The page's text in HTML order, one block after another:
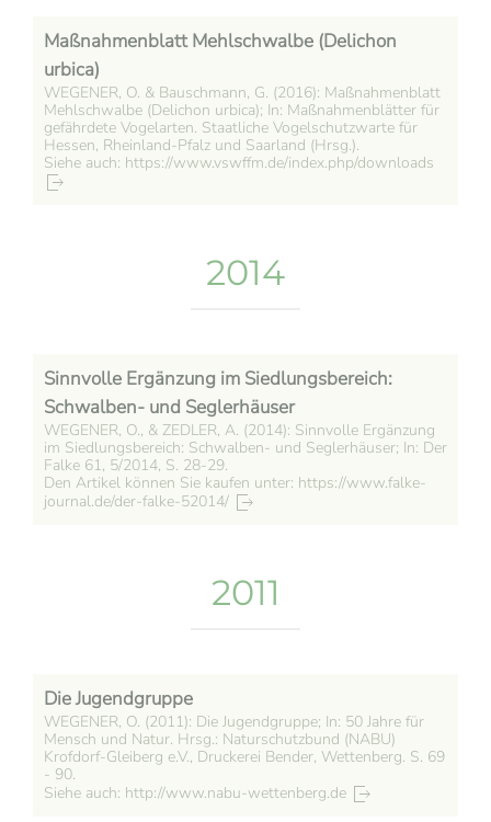
Maßnahmenblatt Mehlschwalbe (Delichon
urbica)
WEGENER, O. & Bauschmann, G. (2016): Maßnahmenblatt
Mehlschwalbe (Delichon urbica); In: Maßnahmenblätter für
gefährdete Vogelarten. Staatliche Vogelschutzwarte für
Hessen, Rheinland-Pfalz und Saarland (Hrsg.).
Siehe auch: https://www.vswffm.de/index.php/downloads
2014
Sinnvolle Ergänzung im Siedlungsbereich:
Schwalben- und Seglerhäuser
WEGENER, O., & ZEDLER, A. (2014): Sinnvolle Ergänzung
im Siedlungsbereich: Schwalben- und Seglerhäuser; In: Der
Falke 61, 5/2014, S. 28-29.
Den Artikel können Sie kaufen unter: https://www.falke-
journal.de/der-falke-52014/
2011
Die Jugendgruppe
WEGENER, O. (2011): Die Jugendgruppe; In: 50 Jahre für
Mensch und Natur. Hrsg.: Naturschutzbund (NABU)
Krofdorf-Gleiberg e.V., Druckerei Bender, Wettenberg. S. 69
- 90.
Siehe auch: http://www.nabu-wettenberg.de